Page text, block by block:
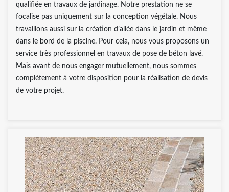
qualifiée en travaux de jardinage. Notre prestation ne se
focalise pas uniquement sur la conception végétale. Nous
travaillons aussi sur la création d’allée dans le jardin et même
dans le bord de la piscine. Pour cela, nous vous proposons un
service très professionnel en travaux de pose de béton lavé.
Mais avant de nous engager mutuellement, nous sommes
complètement à votre disposition pour la réalisation de devis
de votre projet.